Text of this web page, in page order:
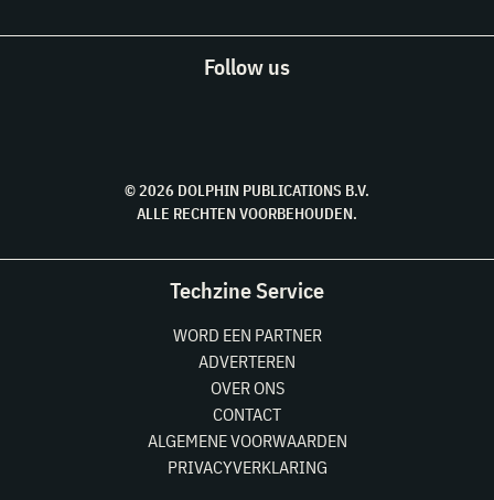
Follow us
© 2026 DOLPHIN PUBLICATIONS B.V.
ALLE RECHTEN VOORBEHOUDEN.
Techzine Service
WORD EEN PARTNER
ADVERTEREN
OVER ONS
CONTACT
ALGEMENE VOORWAARDEN
PRIVACYVERKLARING